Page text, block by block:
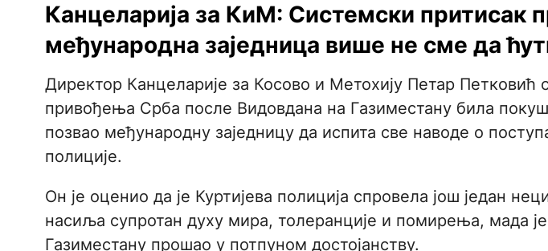
Канцеларија за КиМ: Системски притисак
међународна заједница више не сме да
Директор Канцеларије за Косово и Метохију Петар Петковић
привођења Срба после Видовдана на Газиместану била
позвао међународну заједницу да испита све наводе о
полиције.
Он је оценио да је Куртијева полиција спровела још један
насиља супротан духу мира, толеранције и помирења, мада
Газиместану прошао у потпуном достојанству.